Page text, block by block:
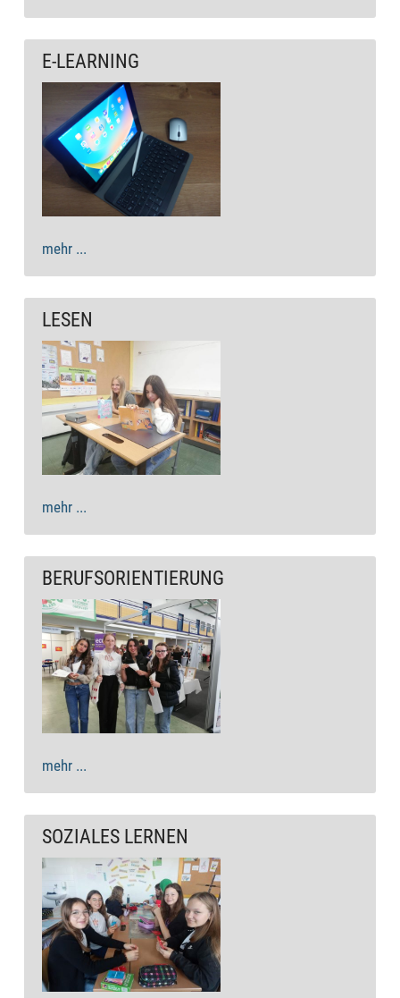
E-LEARNING
mehr ...
LESEN
mehr ...
BERUFSORIENTIERUNG
mehr ...
SOZIALES LERNEN